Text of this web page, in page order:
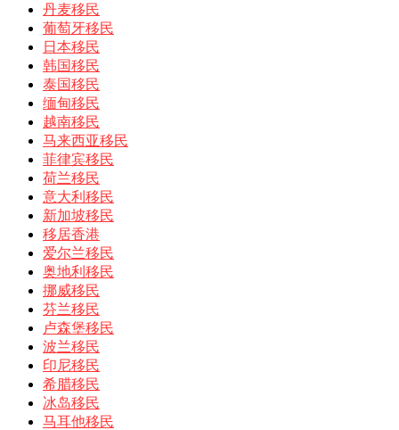
丹麦移民
葡萄牙移民
日本移民
韩国移民
泰国移民
缅甸移民
越南移民
马来西亚移民
菲律宾移民
荷兰移民
意大利移民
新加坡移民
移居香港
爱尔兰移民
奥地利移民
挪威移民
芬兰移民
卢森堡移民
波兰移民
印尼移民
希腊移民
冰岛移民
马耳他移民